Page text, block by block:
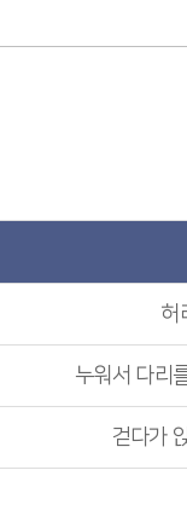
허
누워서 다리
걷다가